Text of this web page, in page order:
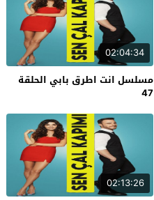
02:04:34
مسلسل انت اطرق بابي الحلقة
47
02:13:26